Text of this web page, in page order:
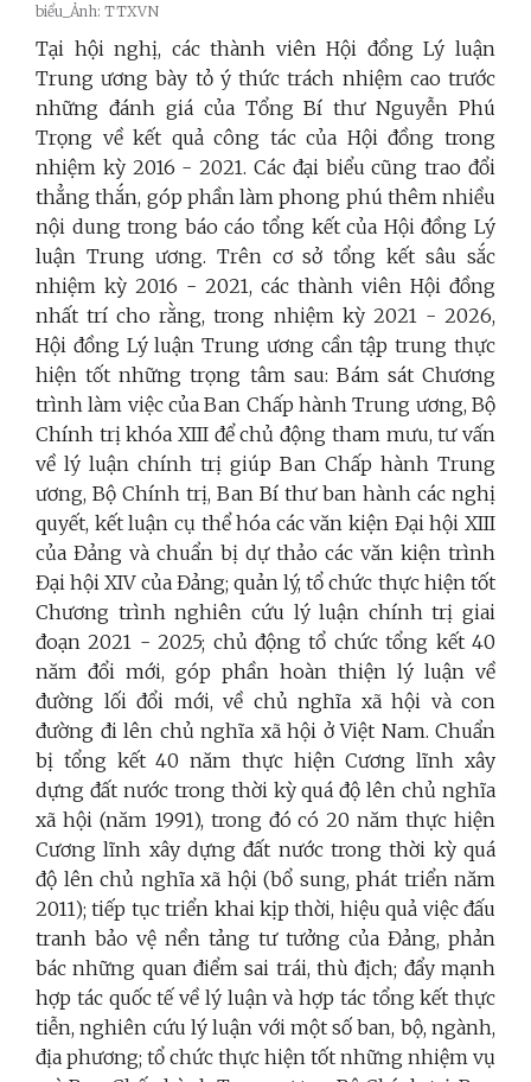
biểu_Ảnh: TTXVN
Tại hội nghị, các thành viên Hội đồng Lý luận
Trung ương bày tỏ ý thức trách nhiệm cao trước
những đánh giá của Tổng Bí thư Nguyễn Phú
Trọng về kết quả công tác của Hội đồng trong
nhiệm kỳ 2016 - 2021. Các đại biểu cũng trao đổi
thẳng thắn, góp phần làm phong phú thêm nhiều
nội dung trong báo cáo tổng kết của Hội đồng Lý
luận Trung ương. Trên cơ sở tổng kết sâu sắc
nhiệm kỳ 2016 - 2021, các thành viên Hội đồng
nhất trí cho rằng, trong nhiệm kỳ 2021 - 2026,
Hội đồng Lý luận Trung ương cần tập trung thực
hiện tốt những trọng tâm sau: Bám sát Chương
trình làm việc của Ban Chấp hành Trung ương, Bộ
Chính trị khóa XIII để chủ động tham mưu, tư vấn
về lý luận chính trị giúp Ban Chấp hành Trung
ương, Bộ Chính trị, Ban Bí thư ban hành các nghị
quyết, kết luận cụ thể hóa các văn kiện Đại hội XIII
của Đảng và chuẩn bị dự thảo các văn kiện trình
Đại hội XIV của Đảng; quản lý, tổ chức thực hiện tốt
Chương trình nghiên cứu lý luận chính trị giai
đoạn 2021 - 2025; chủ động tổ chức tổng kết 40
năm đổi mới, góp phần hoàn thiện lý luận về
đường lối đổi mới, về chủ nghĩa xã hội và con
đường đi lên chủ nghĩa xã hội ở Việt Nam. Chuẩn
bị tổng kết 40 năm thực hiện Cương lĩnh xây
dựng đất nước trong thời kỳ quá độ lên chủ nghĩa
xã hội (năm 1991), trong đó có 20 năm thực hiện
Cương lĩnh xây dựng đất nước trong thời kỳ quá
độ lên chủ nghĩa xã hội (bổ sung, phát triển năm
2011);tiếp tục triển khai kịp thời, hiệu quả việc đấu
tranh bảo vệ nền tảng tư tưởng của Đảng, phản
bác những quan điểm sai trái, thù địch; đẩy mạnh
hợp tác quốc tế về lý luận và hợp tác tổng kết thực
tiễn, nghiên cứu lý luận với một số ban, bộ,ngành,
địa phương; tổ chức thực hiện tốt những nhiệm vụ